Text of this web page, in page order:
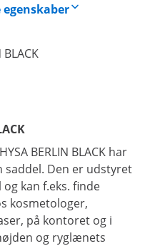
BERLIN BLACK har
Den er udstyret
kan f.eks. finde
kosmetologer,
på kontoret og i
og ryglænets